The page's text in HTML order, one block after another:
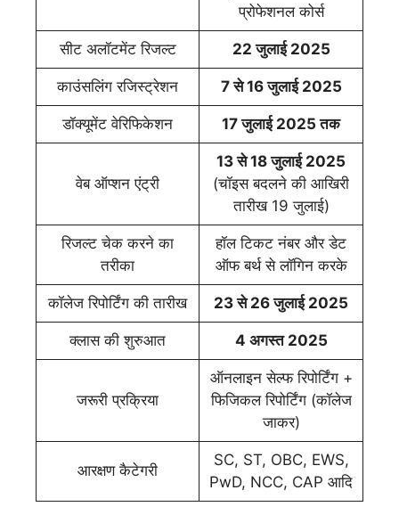
प्रोफेशनल कोर्स
सीट अलॉटमेंट रिजल्ट 22 जुलाई 2025
काउंसलिंग रजिस्ट्रेशन 7 से 16 जुलाई 2025
डॉक्यूमेंट वेरिफिकेशन 17 जुलाई 2025 तक
वेब ऑप्शन एंट्री
13 से 18 जुलाई 2025
(चॉइस बदलने की आखिरी
तारीख 19 जुलाई)
रिजल्ट चेक करने का
तरीका
हॉल टिकट नंबर और डेट
ऑफ बर्थ से लॉगिन करके
कॉलेज रिपोर्टिंग की तारीख 23 से 26 जुलाई 2025
क्लास की शुरुआत 4 अगस्त 2025
जरूरी प्रक्रिया
ऑनलाइन सेल्फ रिपोर्टिंग +
फिजिकल रिपोर्टिंग (कॉलेज
जाकर)
आरक्षण कैटेगरी
SC, ST, OBC, EWS,
PwD, NCC, CAP आदि